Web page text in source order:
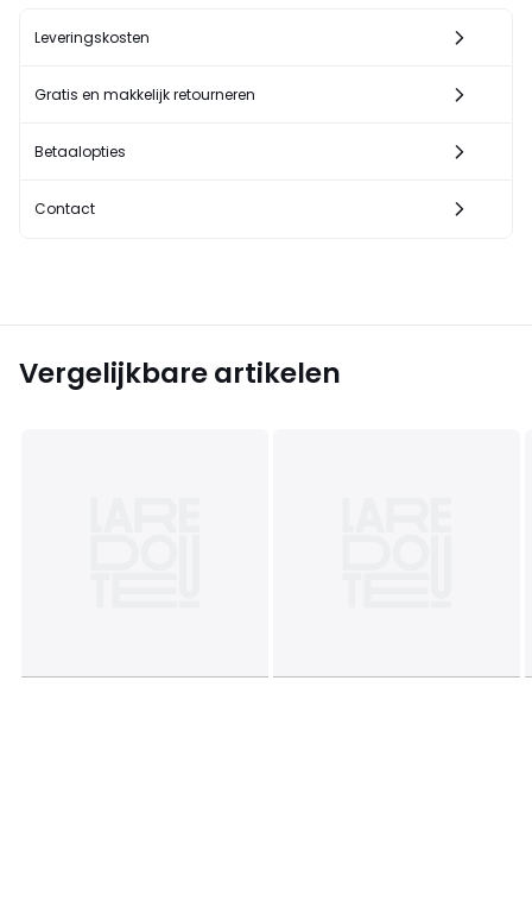
Leveringskosten
Gratis en makkelijk retourneren
Betaalopties
Contact
Vergelijkbare artikelen